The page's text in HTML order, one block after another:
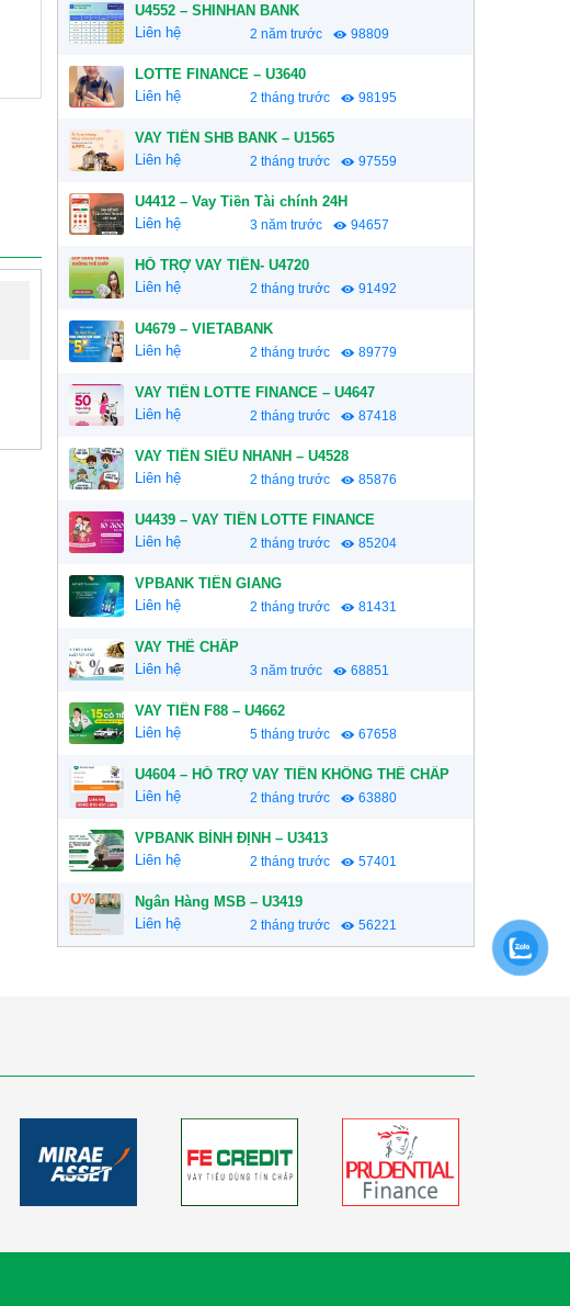
U4552 – SHINHAN BANK
Liên hệ
2 năm trước 98809
LOTTE FINANCE – U3640
Liên hệ
2 tháng trước 98195
VAY TIỀN SHB BANK – U1565
Liên hệ
2 tháng trước 97559
U4412 – Vay Tiền Tài chính 24H
Liên hệ
3 năm trước 94657
HỖ TRỢ VAY TIỀN- U4720
Liên hệ
2 tháng trước 91492
U4679 – VIETABANK
Liên hệ
2 tháng trước 89779
VAY TIỀN LOTTE FINANCE – U4647
Liên hệ
2 tháng trước 87418
VAY TIỀN SIÊU NHANH – U4528
Liên hệ
2 tháng trước 85876
U4439 – VAY TIỀN LOTTE FINANCE
Liên hệ
2 tháng trước 85204
VPBANK TIỀN GIANG
Liên hệ
2 tháng trước 81431
VAY THẾ CHẤP
Liên hệ
3 năm trước 68851
VAY TIỀN F88 – U4662
Liên hệ
5 tháng trước 67658
U4604 – HỖ TRỢ VAY TIỀN KHÔNG THẾ CHẤP
Liên hệ
2 tháng trước 63880
VPBANK BÌNH ĐỊNH – U3413
Liên hệ
2 tháng trước 57401
Ngân Hàng MSB – U3419
Liên hệ
2 tháng trước 56221